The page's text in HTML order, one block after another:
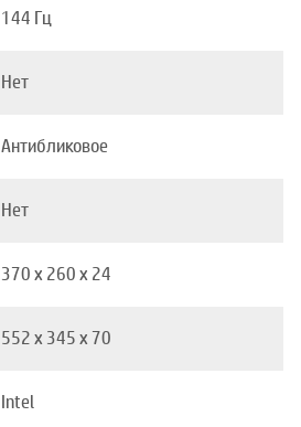
144 Гц
Нет
Антибликовое
Нет
370 x 260 x 24
552 x 345 x 70
Intel